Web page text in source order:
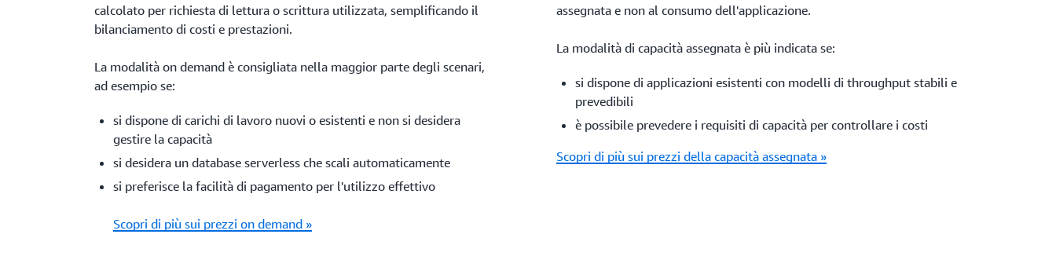
calcolato per richiesta di lettura o scrittura utilizzata, semplificando il
bilanciamento di costi e prestazioni.
La modalità on demand è consigliata nella maggior parte degli scenari,
ad esempio se:
si dispone di carichi di lavoro nuovi o esistenti e non si desidera
gestire la capacità
si desidera un database serverless che scali automaticamente
si preferisce la facilità di pagamento per l'utilizzo effettivo
Scopri di più sui prezzi on demand »
assegnata e non al consumo dell'applicazione.
La modalità di capacità assegnata è più indicata se:
si dispone di applicazioni esistenti con modelli di throughput stabili e
prevedibili
è possibile prevedere i requisiti di capacità per controllare i costi
Scopri di più sui prezzi della capacità assegnata »